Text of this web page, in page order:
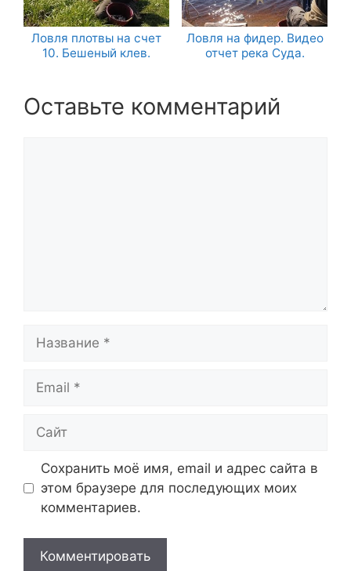
Ловля плотвы на счет
10. Бешеный клев.
Ловля на фидер. Видео
отчет река Суда.
Оставьте комментарий
Название
Email
Сайт
Сохранить моё имя, email и адрес сайта в
этом браузере для последующих моих
комментариев.